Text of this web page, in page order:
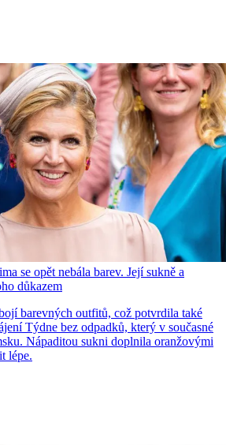
se opět nebála barev. Její sukně a
důkazem
barevných outfitů, což potvrdila také
Týdne bez odpadků, který v současné
Nápaditou sukni doplnila oranžovými
lépe.